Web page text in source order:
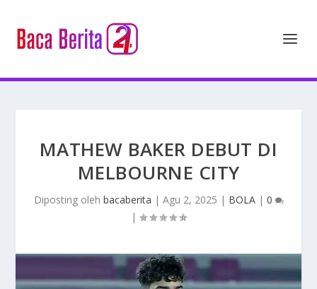
MATHEW BAKER DEBUT DI
MELBOURNE CITY
Diposting oleh bacaberita | Agu 2, 2025 | BOLA| 0
|